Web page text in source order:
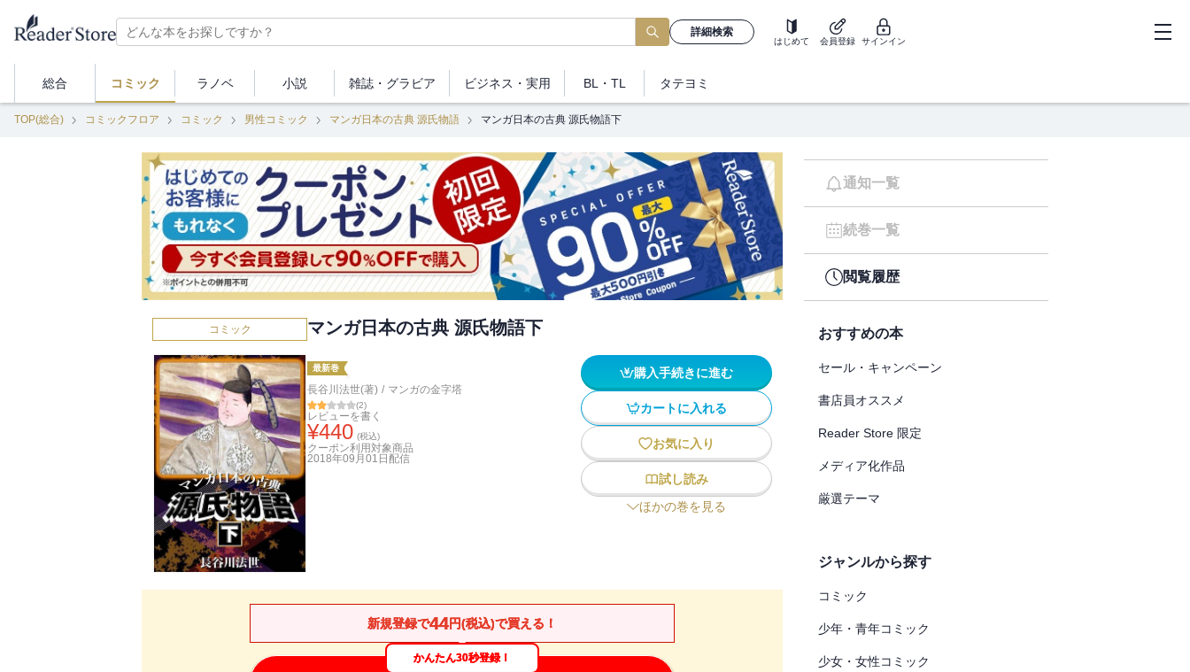
詳細検索
はじめて 会員登録 サインイン
総合 コミック ラノベ 小説 雑誌・ グラビア ビジネス ・実用 BL・TL タテヨミ
TOP(総合) コミックフロア コミック 男性コミック マンガ日本の古典 源氏物語 マンガ日本の古典 源氏物語下
コミック マンガ日本の古典 源氏物語下
最新巻
長谷川法世(著) / マンガの金字塔
(2)
レビューを書く
¥440 (税込)
クーポン利用対象商品
2018年09月01日 配信
購入手続きに進む
カートに入れる
お気に入り
試し読み
ほかの巻を見る
新規登録で44円(税込)で買える！
かんたん30秒登録！
通知一覧
続巻一覧
閲覧履歴
おすすめの本
セール・キャンペーン
書店員オススメ
Reader Store 限定
メディア化作品
厳選テーマ
ジャンルから探す
コミック
少年・青年コミック
少女・女性コミック